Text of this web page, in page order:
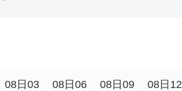
08日03
08日06
08日09
08日12